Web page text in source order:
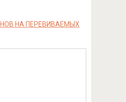
НА ПЕРЕВИВАЕМЫХ